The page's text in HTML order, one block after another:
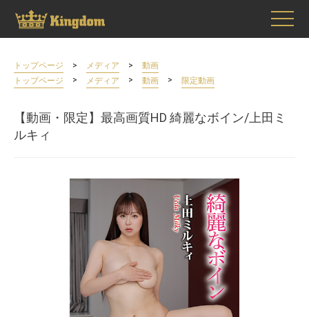
トップページ > メディア >
動画
トップページ
> メディア > 動画 > 限定動画
【動画・限定】最高画質HD 綺麗なボイン/上田ミ
ルキィ